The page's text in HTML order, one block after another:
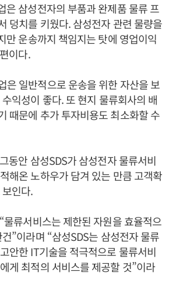
은 삼성전자의 부품과 완제품 물류 프
덩치를 키웠다. 삼성전자 관련 물량을
만 운송까지 책임지는 탓에 영업이익
이다.
은 일반적으로 운송을 위한 자산을 보
익성이 좋다. 또 현지 물류회사의 배
때문에 추가 투자비용도 최소화할 수
동안 삼성SDS가 삼성전자 물류서비
해온 노하우가 담겨 있는 만큼 고객확
인다.
물류서비스는 제한된 자원을 효율적으
”이라며 “삼성SDS는 삼성전자 물류
안한 IT기술을 적극적으로 물류서비
게 최적의 서비스를 제공할 것”이라